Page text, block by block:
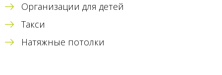
Организации для детей
Такси
Натяжные потолки